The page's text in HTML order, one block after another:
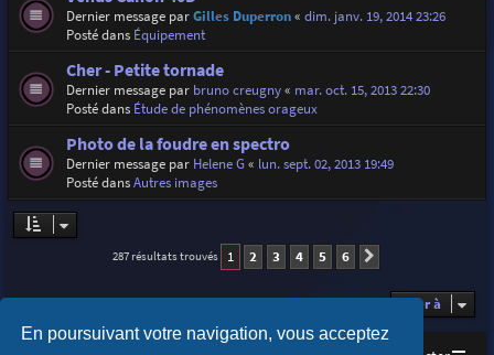
En poursuivant votre navigation, vous acceptez
Dernier message parGilles Duperron« dim. janv. 19, 2014 23:26
Posté dans Équipement
Cher - Petite tornade
Dernier message par bruno creugny« mar. oct. 15, 2013 22:30
Posté dans Étude de phénomènes orageux
Photo de la foudre en spectro
Dernier message par Helene G« lun. sept. 02, 2013 19:49
Posté dansAutres images
287 résultats trouvés 1 2 3 4 5 6
Aller à